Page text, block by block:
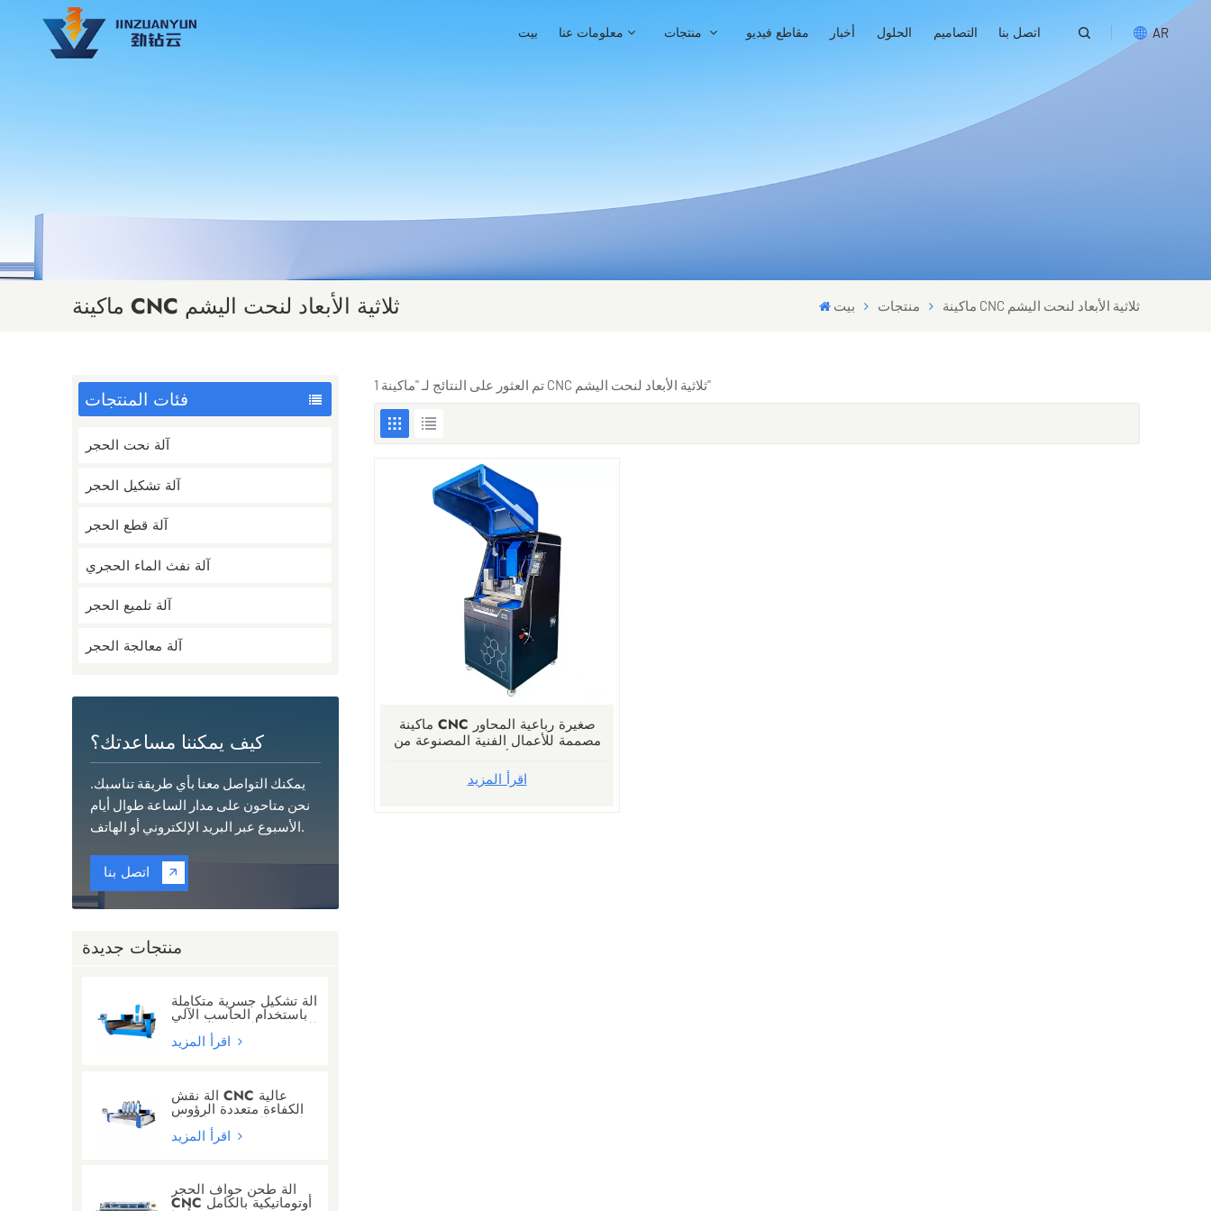
بيت معلومات عنا مقاطع فيديو أخبار الحلول التصاميم اتصل بنا AR
العربية
ماكينة CNC ثلاثية الأبعاد لنحت اليشم بيت منتجات ماكينة CNC ثلاثية الأبعاد لنحت اليشم
فئات المنتجات
آلة نحت الحجر
آلة تشكيل الحجر
آلة قطع الحجر
آلة نفث الماء الحجري
آلة تلميع الحجر
آلة معالجة الحجر
كيف يمكننا مساعدتك؟
يمكنك التواصل معنا بأي طريقة تناسبك.
نحن متاحون على مدار الساعة طوال أيام
الأسبوع عبر البريد الإلكتروني أو الهاتف.
اتصل بنا
منتجات جديدة
آلة تشكيل جسرية متكاملة
باستخدام الحاسب الآلي
للجرانيت/الرخام/الكوارتز
آلة نقش CNC عالية
الكفاءة متعددة الرؤوس
لنحت الجرانيت والرخام
آلة طحن حواف الحجر
CNC أوتوماتيكية بالكامل
1 تم العثور على النتائج لـ "ماكينة CNC ثلاثية الأبعاد لنحت اليشم"
ماكينة CNC صغيرة رباعية المحاور
مصممة للأعمال الفنية المصنوعة من
اليشم والأحجار الكريمة
اقرأ المزيد